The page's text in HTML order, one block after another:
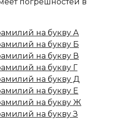
на букву А
на букву Б
на букву В
на букву Г
на букву Д
на букву Е
на букву Ж
на букву З